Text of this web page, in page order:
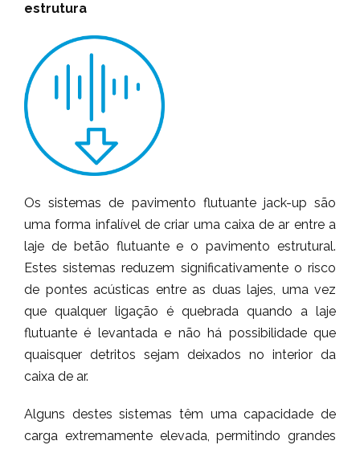
estrutura
Os sistemas de pavimento flutuante jack-up são
uma forma infalível de criar uma caixa de ar entre a
laje de betão flutuante e o pavimento estrutural.
Estes sistemas reduzem significativamente o risco
de pontes acústicas entre as duas lajes, uma vez
que qualquer ligação é quebrada quando a laje
flutuante é levantada e não há possibilidade que
quaisquer detritos sejam deixados no interior da
caixa de ar.
Alguns destes sistemas têm uma capacidade de
carga extremamente elevada, permitindo grandes